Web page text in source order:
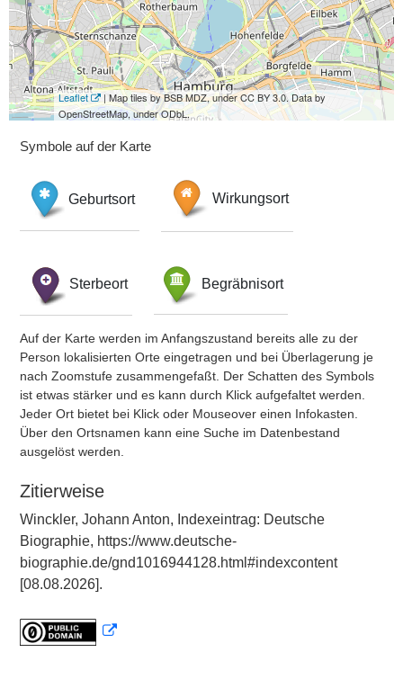
Leaflet
| Map tiles by BSB MDZ, under CC BY 3.0. Data by
OpenStreetMap, under ODbL.
Symbole auf der Karte
Geburtsort Wirkungsort
Sterbeort Begräbnisort
Auf der Karte werden im Anfangszustand bereits alle zu der
Person lokalisierten Orte eingetragen und bei Überlagerung je
nach Zoomstufe zusammengefaßt. Der Schatten des Symbols
ist etwas stärker und es kann durch Klick aufgefaltet werden.
Jeder Ort bietet bei Klick oder Mouseover einen Infokasten.
Über den Ortsnamen kann eine Suche im Datenbestand
ausgelöst werden.
Zitierweise
Winckler, Johann Anton, Indexeintrag: Deutsche
Biographie, https://www.deutsche-
biographie.de/gnd1016944128.html#indexcontent
[08.08.2026].